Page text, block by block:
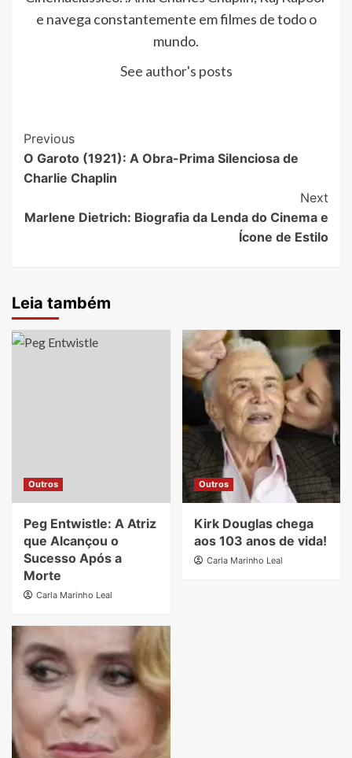
e navega constantemente em filmes de todo o
mundo.
See author's posts
Post
Navigation
Previous
O Garoto (1921): A Obra-Prima Silenciosa de
Charlie Chaplin
Next
Marlene Dietrich: Biografia da Lenda do Cinema e
Ícone de Estilo
Leia também
Outros
Peg Entwistle: A Atriz
que Alcançou o
Sucesso Após a
Morte
Carla Marinho Leal
Outros
Kirk Douglas chega
aos 103 anos de vida!
Carla Marinho Leal